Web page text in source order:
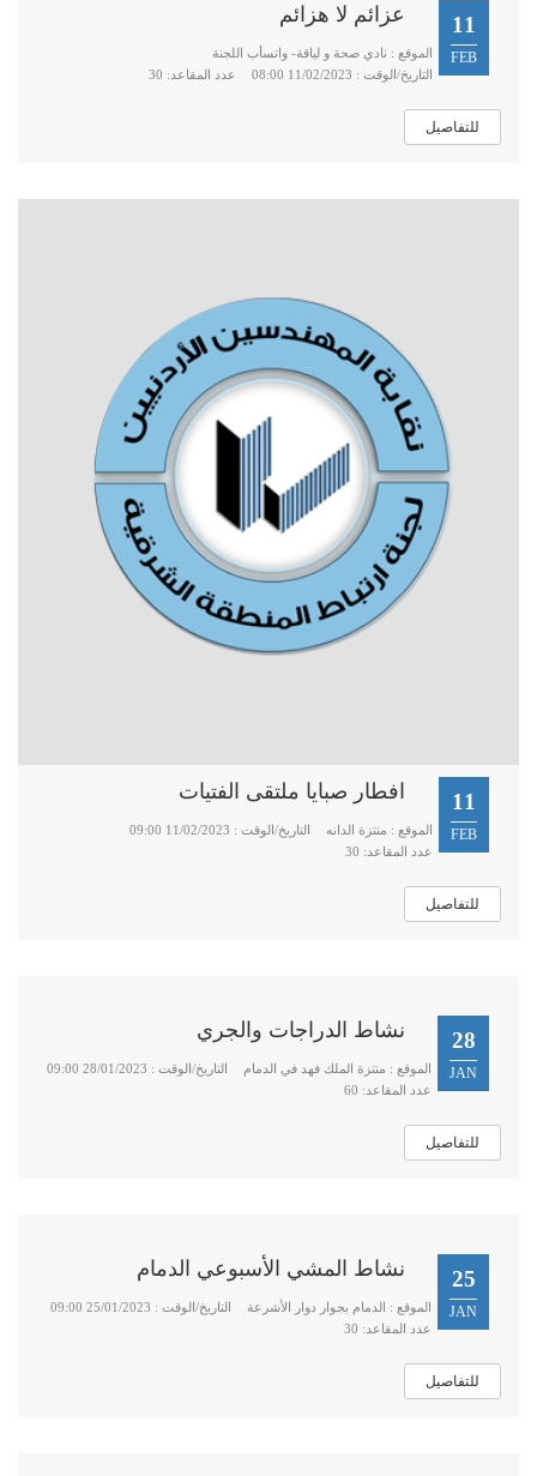
11
FEB
عزائم لا هزائم
الموقع : نادي صحة و لياقة- واتسأب اللجنة
التاريخ/الوقت : 11/02/2023 08:00
عدد المقاعد: 30
للتفاصيل
11
FEB
افطار صبايا ملتقى الفتيات
الموقع : منتزة الدانه
التاريخ/الوقت : 11/02/2023 09:00
عدد المقاعد: 30
للتفاصيل
28
JAN
نشاط الدراجات والجري
الموقع : منتزة الملك فهد في الدمام
التاريخ/الوقت : 28/01/2023 09:00
عدد المقاعد: 60
للتفاصيل
25
JAN
نشاط المشي الأسبوعي الدمام
الموقع : الدمام بجوار دوار الأشرعة
التاريخ/الوقت : 25/01/2023 09:00
عدد المقاعد: 30
للتفاصيل